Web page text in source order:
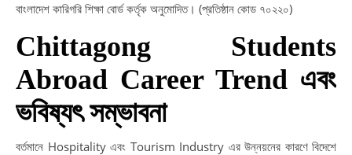
বাংলাদেশ কারিগরি শিক্ষা বোর্ড কর্তৃক অনুমোদিত। (প্রতিষ্ঠান কোড ৭০২২০)
Chittagong Students
Abroad Career Trend এবং
ভবিষ্যৎ সম্ভাবনা
বর্তমানে Hospitality এবং Tourism Industry এর উন্নয়নের কারণে বিদেশে